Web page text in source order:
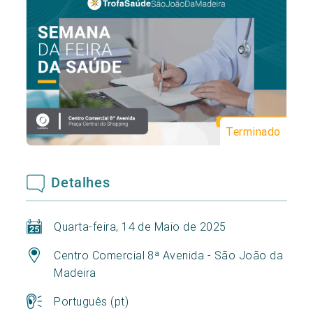
Terminado
Detalhes
Quarta-feira, 14 de Maio de 2025
Centro Comercial 8ª Avenida - São João da
Madeira
Português (pt)